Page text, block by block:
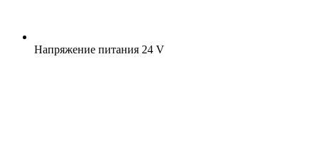
Напряжение питания 24 V